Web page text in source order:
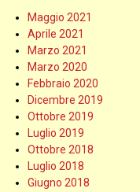
Maggio 2021
Aprile 2021
Marzo 2021
Marzo 2020
Febbraio 2020
Dicembre 2019
Ottobre 2019
Luglio 2019
Ottobre 2018
Luglio 2018
Giugno 2018